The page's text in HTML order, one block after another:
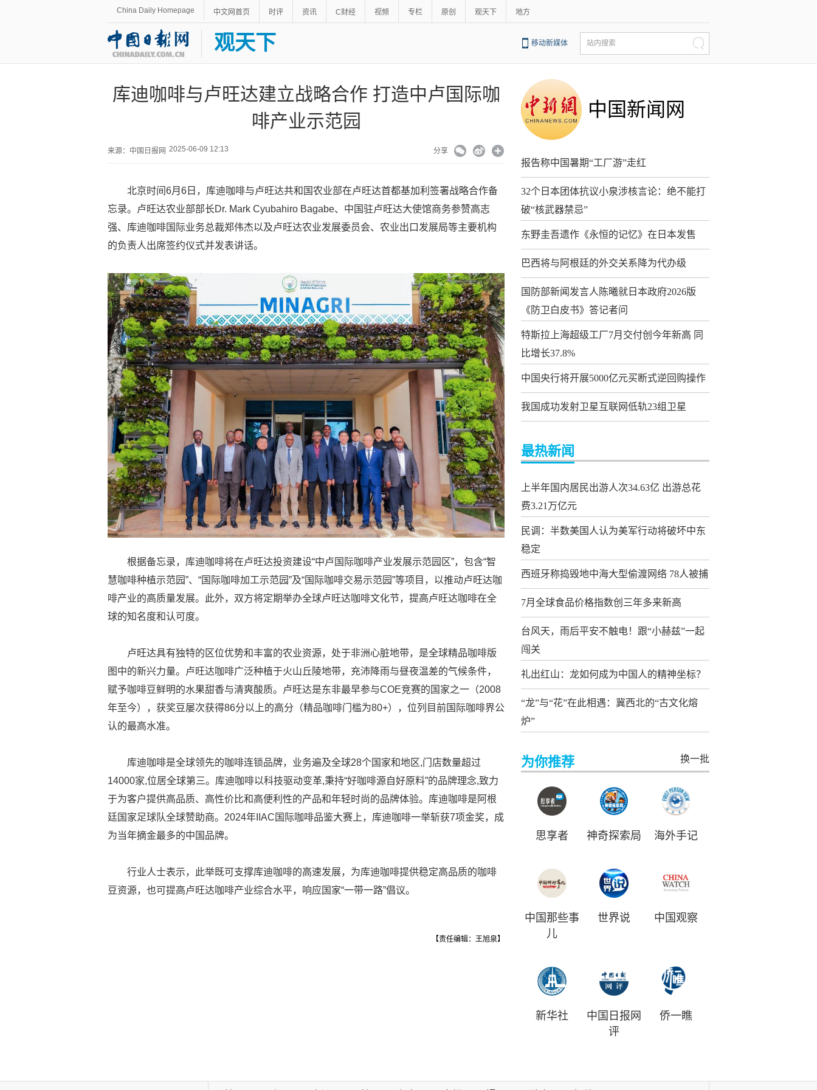
China Daily Homepage 中文网首页 时评 资讯 C财经 视频 专栏 原创 观天下 地方
观天下 移动新媒体 站内搜索
库迪咖啡与卢旺达建立战略合作 打造中卢国际咖
啡产业示范园
来源：中国日报网 2025-06-09 12:13 分享
北京时间6月6日，库迪咖啡与卢旺达共和国农业部在卢旺达首都基加利签署战略合作备
忘录。卢旺达农业部部长Dr. Mark Cyubahiro Bagabe、中国驻卢旺达大使馆商务参赞高志
强、库迪咖啡国际业务总裁郑伟杰以及卢旺达农业发展委员会、农业出口发展局等主要机构
的负责人出席签约仪式并发表讲话。
根据备忘录，库迪咖啡将在卢旺达投资建设“中卢国际咖啡产业发展示范园区”，包含“智
慧咖啡种植示范园”、“国际咖啡加工示范园”及“国际咖啡交易示范园”等项目，以推动卢旺达咖
啡产业的高质量发展。此外，双方将定期举办全球卢旺达咖啡文化节，提高卢旺达咖啡在全
球的知名度和认可度。
卢旺达具有独特的区位优势和丰富的农业资源，处于非洲心脏地带，是全球精品咖啡版
图中的新兴力量。卢旺达咖啡广泛种植于火山丘陵地带，充沛降雨与昼夜温差的气候条件，
赋予咖啡豆鲜明的水果甜香与清爽酸质。卢旺达是东非最早参与COE竞赛的国家之一（2008
年至今），获奖豆屡次获得86分以上的高分（精品咖啡门槛为80+），位列目前国际咖啡界公
认的最高水准。
库迪咖啡是全球领先的咖啡连锁品牌，业务遍及全球28个国家和地区,门店数量超过
14000家,位居全球第三。库迪咖啡以科技驱动变革,秉持“好咖啡源自好原料”的品牌理念,致力
于为客户提供高品质、高性价比和高便利性的产品和年轻时尚的品牌体验。库迪咖啡是阿根
廷国家足球队全球赞助商。2024年IIAC国际咖啡品鉴大赛上，库迪咖啡一举斩获7项金奖，成
为当年摘金最多的中国品牌。
行业人士表示，此举既可支撑库迪咖啡的高速发展，为库迪咖啡提供稳定高品质的咖啡
豆资源，也可提高卢旺达咖啡产业综合水平，响应国家“一带一路”倡议。
【责任编辑：王旭泉】
中国新闻网
报告称中国暑期“工厂游”走红
32个日本团体抗议小泉涉核言论：绝不能打
破“核武器禁忌”
东野圭吾遗作《永恒的记忆》在日本发售
巴西将与阿根廷的外交关系降为代办级
国防部新闻发言人陈曦就日本政府2026版
《防卫白皮书》答记者问
特斯拉上海超级工厂7月交付创今年新高 同
比增长37.8%
中国央行将开展5000亿元买断式逆回购操作
我国成功发射卫星互联网低轨23组卫星
最热新闻
上半年国内居民出游人次34.63亿 出游总花
费3.21万亿元
民调：半数美国人认为美军行动将破坏中东
稳定
西班牙称捣毁地中海大型偷渡网络 78人被捕
7月全球食品价格指数创三年多来新高
台风天，雨后平安不触电！跟“小赫兹”一起
闯关
礼出红山：龙如何成为中国人的精神坐标？
“龙”与“花”在此相遇：冀西北的“古文化熔
炉”
为你推荐 换一批
思享者 神奇探索局 海外手记
中国那些事
儿
世界说 中国观察
新华社
中国日报网
评
侨一瞧